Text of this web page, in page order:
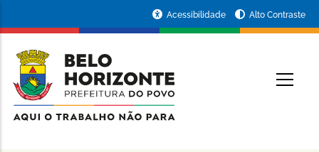
conteúdo
principal
da
Prefeitura
de
Acessibilidade Alto Contraste